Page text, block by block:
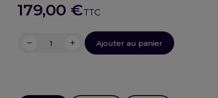
179,00 €TTC
quantité
− + Ajouter au panier